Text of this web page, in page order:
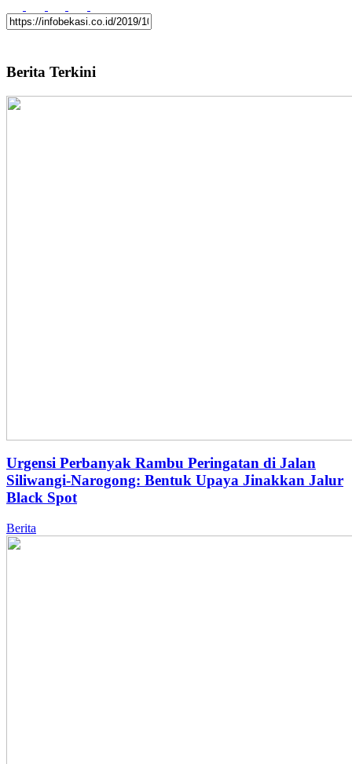
Berita Terkini
Urgensi Perbanyak Rambu Peringatan di Jalan
Siliwangi-Narogong: Bentuk Upaya Jinakkan Jalur
Black Spot
Berita